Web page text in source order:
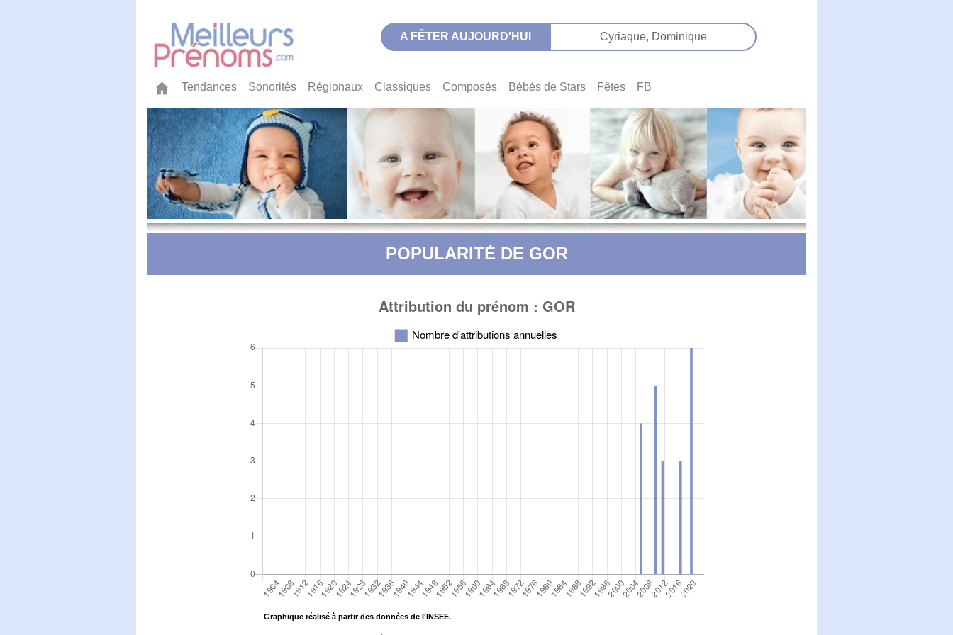
A FÊTER AUJOURD'HUI Cyriaque, Dominique
Tendances Sonorités Régionaux Classiques Composés Bébés de Stars Fêtes FB
POPULARITÉ DE GOR
Graphique réalisé à partir des données de l'INSEE.